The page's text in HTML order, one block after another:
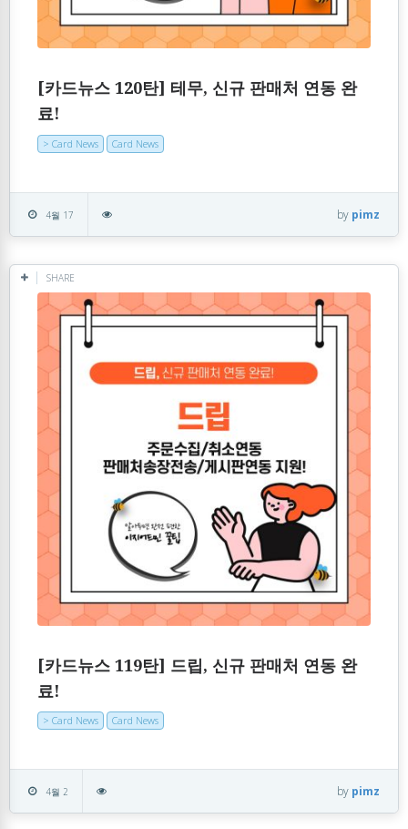
[카드뉴스 120탄] 테무, 신규 판매처 연동 완
료!
> Card News Card News
4월 17 by pimz
SHARE
[카드뉴스 119탄] 드립, 신규 판매처 연동 완
료!
> Card News Card News
4월 2 by pimz